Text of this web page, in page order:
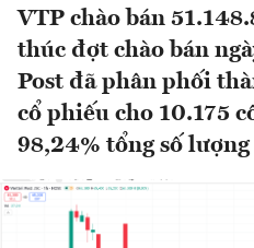
VTP chào bán
thúc đợt chào bán
Post đã phân phối
cổ phiếu cho 10.175
98,24% tổng số